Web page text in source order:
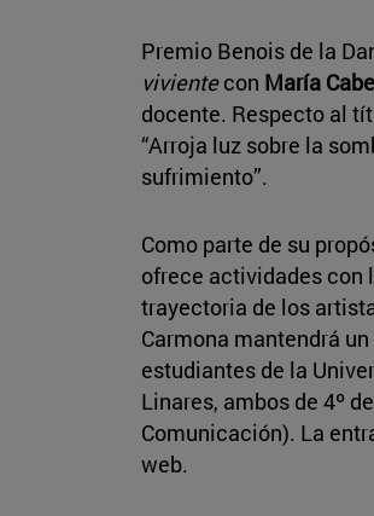
Premio Benois de la
vivientecon María
docente. Respecto al
“Arroja luz sobre la
sufrimiento”.
Como parte de su
ofrece actividades con
trayectoria de los
Carmona mantendrá
estudiantes de la
Linares, ambos de 4º
Comunicación). La
web.